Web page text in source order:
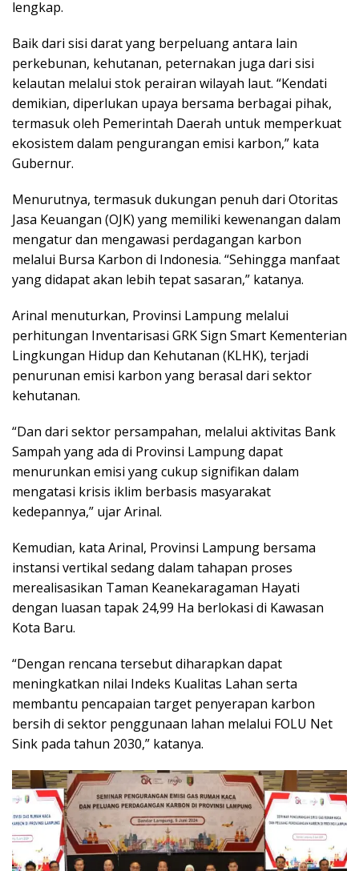
lengkap.
Baik dari sisi darat yang berpeluang antara lain
perkebunan, kehutanan, peternakan juga dari sisi
kelautan melalui stok perairan wilayah laut. “Kendati
demikian, diperlukan upaya bersama berbagai pihak,
termasuk oleh Pemerintah Daerah untuk memperkuat
ekosistem dalam pengurangan emisi karbon,” kata
Gubernur.
Menurutnya, termasuk dukungan penuh dari Otoritas
Jasa Keuangan (OJK) yang memiliki kewenangan dalam
mengatur dan mengawasi perdagangan karbon
melalui Bursa Karbon di Indonesia. “Sehingga manfaat
yang didapat akan lebih tepat sasaran,” katanya.
Arinal menuturkan, Provinsi Lampung melalui
perhitungan Inventarisasi GRK Sign Smart Kementerian
Lingkungan Hidup dan Kehutanan (KLHK), terjadi
penurunan emisi karbon yang berasal dari sektor
kehutanan.
“Dan dari sektor persampahan, melalui aktivitas Bank
Sampah yang ada di Provinsi Lampung dapat
menurunkan emisi yang cukup signifikan dalam
mengatasi krisis iklim berbasis masyarakat
kedepannya,” ujar Arinal.
Kemudian, kata Arinal, Provinsi Lampung bersama
instansi vertikal sedang dalam tahapan proses
merealisasikan Taman Keanekaragaman Hayati
dengan luasan tapak 24,99 Ha berlokasi di Kawasan
Kota Baru.
“Dengan rencana tersebut diharapkan dapat
meningkatkan nilai Indeks Kualitas Lahan serta
membantu pencapaian target penyerapan karbon
bersih di sektor penggunaan lahan melalui FOLU Net
Sink pada tahun 2030,” katanya.